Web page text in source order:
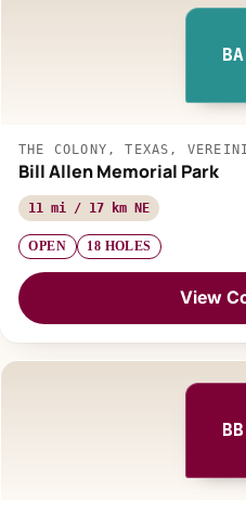
BA
THE COLONY, TEXAS,
Bill Allen Memorial Park
11 mi / 17 km NE
OPEN 18 HOLES
View
BB